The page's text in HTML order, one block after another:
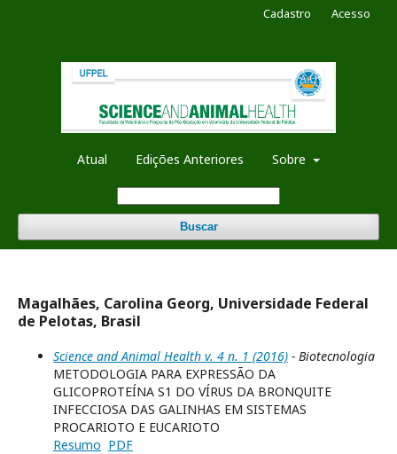
Atual Edições Anteriores Sobre
Buscar
Cadastro Acesso
Magalhães, Carolina Georg, Universidade Federal
de Pelotas, Brasil
Science and Animal Health v. 4 n. 1 (2016) - Biotecnologia
METODOLOGIA PARA EXPRESSÃO DA
GLICOPROTEÍNA S1 DO VÍRUS DA BRONQUITE
INFECCIOSA DAS GALINHAS EM SISTEMAS
PROCARIOTO E EUCARIOTO
Resumo PDF